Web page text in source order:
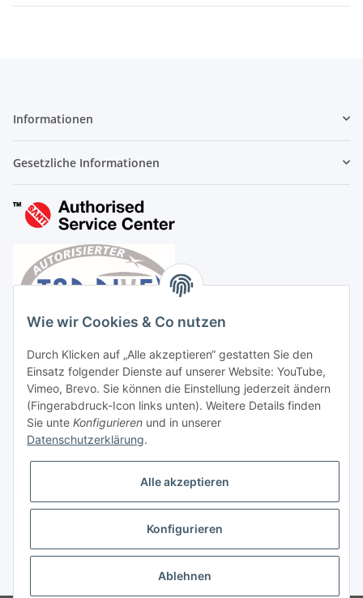
Informationen
Gesetzliche Informationen
Vertrag widerrufen
* Alle Preise inkl. gesetzlicher USt., zzgl.Versand
Wie wir Cookies & Co nutzen
Durch Klicken auf „Alle akzeptieren“ gestatten Sie den
Einsatz folgender Dienste auf unserer Website: YouTube,
Vimeo, Brevo. Sie können die Einstellung jederzeit ändern
(Fingerabdruck-Icon links unten). Weitere Details finden
Sie unte Konfigurieren und in unserer
Datenschutzerklärung.
Alle akzeptieren
Konfigurieren
Ablehnen